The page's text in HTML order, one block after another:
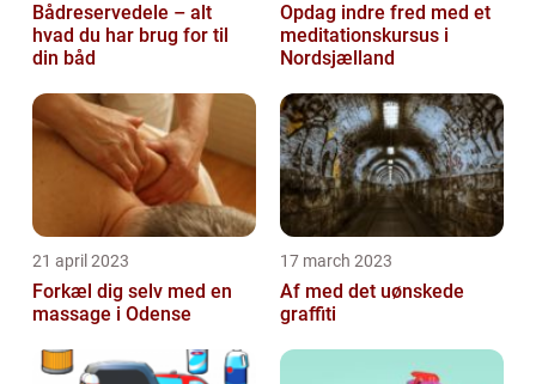
Bådreservedele – alt
hvad du har brug for til
din båd
Opdag indre fred med et
meditationskursus i
Nordsjælland
21 april 2023
Forkæl dig selv med en
massage i Odense
17 march 2023
Af med det uønskede
graffiti